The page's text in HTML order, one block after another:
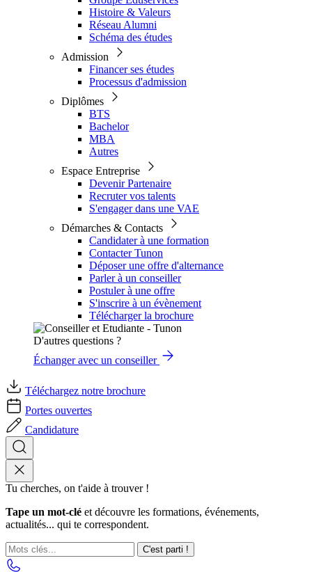
Histoire & Valeurs
Réseau Alumni
Schéma des études
Admission
Financer ses études
Processus d'admission
Diplômes
BTS
Bachelor
MBA
Autres
Espace Entreprise
Devenir Partenaire
Recruter vos talents
S'engager dans une VAE
Démarches & Contacts
Candidater à une formation
Contacter Tunon
Déposer une offre d'alternance
Parler à un conseiller
Postuler à une offre
S'inscrire à un évènement
Télécharger la brochure
D'autres questions ?
Échanger avec un conseiller
Téléchargez notre brochure
Portes ouvertes
Candidature
Tu cherches, on t'aide à trouver !
Tape un mot-clé et découvre les formations, événements,
actualités... qui te correspondent.
C'est parti !